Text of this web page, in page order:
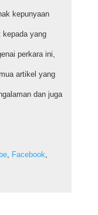
kepunyaan
kepada yang
perkara ini,
artikel yang
dan juga
, Facebook,